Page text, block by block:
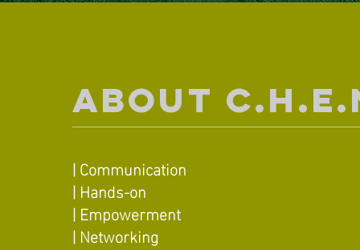
ABOUT
| Communication
| Hands-on
| Empowerment
| Networking